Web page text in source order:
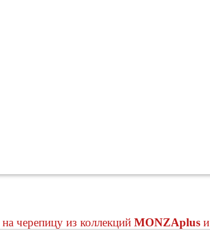
на черепицу из коллекций MONZAplus и